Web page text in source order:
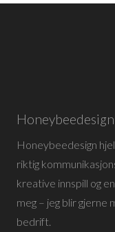
Honeybeedesign
Honeybeedesign
riktig
kreative innspill og
meg – jeg blir gjerne
bedrift.